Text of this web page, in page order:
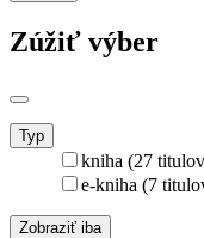
Zúžiť výber
Typ
kniha (27
e-kniha (7
Zobraziť iba